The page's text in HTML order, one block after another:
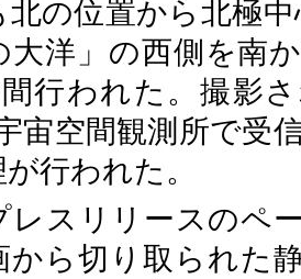
の位置から北極
大洋」の西側を南
行われた。撮影
宙空間観測所で受
行われた。
レスリリースのペ
から切り取られた